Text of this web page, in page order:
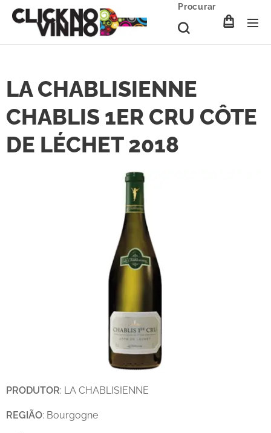
Procurar
LA CHABLISIENNE
CHABLIS 1ER CRU CÔTE
DE LÉCHET 2018
PRODUTOR: LA CHABLISIENNE
REGIÃO: Bourgogne